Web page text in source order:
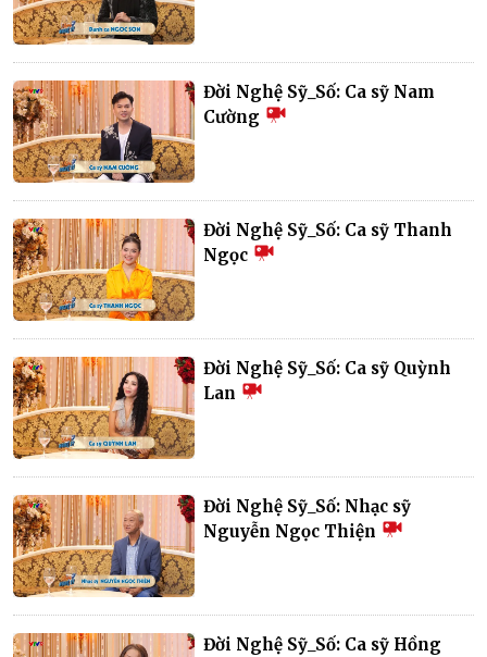
Đời Nghệ Sỹ_Số: Ca sỹ Nam
Cường
Đời Nghệ Sỹ_Số: Ca sỹ Thanh
Ngọc
Đời Nghệ Sỹ_Số: Ca sỹ Quỳnh
Lan
Đời Nghệ Sỹ_Số: Nhạc sỹ
Nguyễn Ngọc Thiện
Đời Nghệ Sỹ_Số: Ca sỹ Hồng